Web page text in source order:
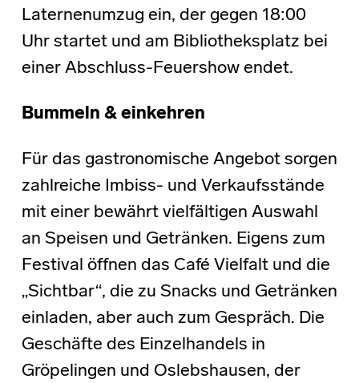
Laternenumzug ein, der gegen 18:00
Uhr startet und am Bibliotheksplatz bei
einer Abschluss-Feuershow endet.
Bummeln & einkehren
Für das gastronomische Angebot sorgen
zahlreiche Imbiss- und Verkaufsstände
mit einer bewährt vielfältigen Auswahl
an Speisen und Getränken. Eigens zum
Festival öffnen das Café Vielfalt und die
„Sichtbar“, die zu Snacks und Getränken
einladen, aber auch zum Gespräch. Die
Geschäfte des Einzelhandels in
Gröpelingen und Oslebshausen, der